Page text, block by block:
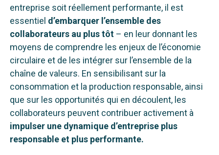
entreprise soit réellement performante, il est
essentiel d’embarquer l’ensemble des
collaborateurs au plus tôt – en leur donnant les
moyens de comprendre les enjeux de l’économie
circulaire et de les intégrer sur l’ensemble de la
chaîne de valeurs. En sensibilisant sur la
consommation et la production responsable, ainsi
que sur les opportunités qui en découlent, les
collaborateurs peuvent contribuer activement à
impulser une dynamique d’entreprise plus
responsable et plus performante.